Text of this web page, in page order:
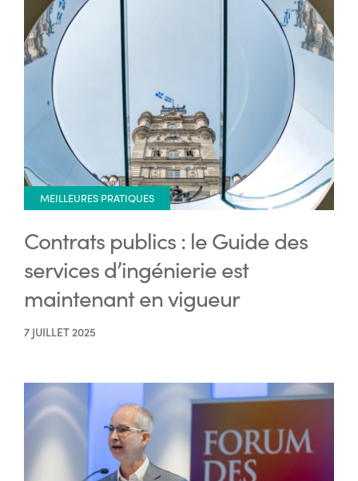
MEILLEURES PRATIQUES
Contrats publics : le Guide des
services d’ingénierie est
maintenant en vigueur
7 JUILLET 2025